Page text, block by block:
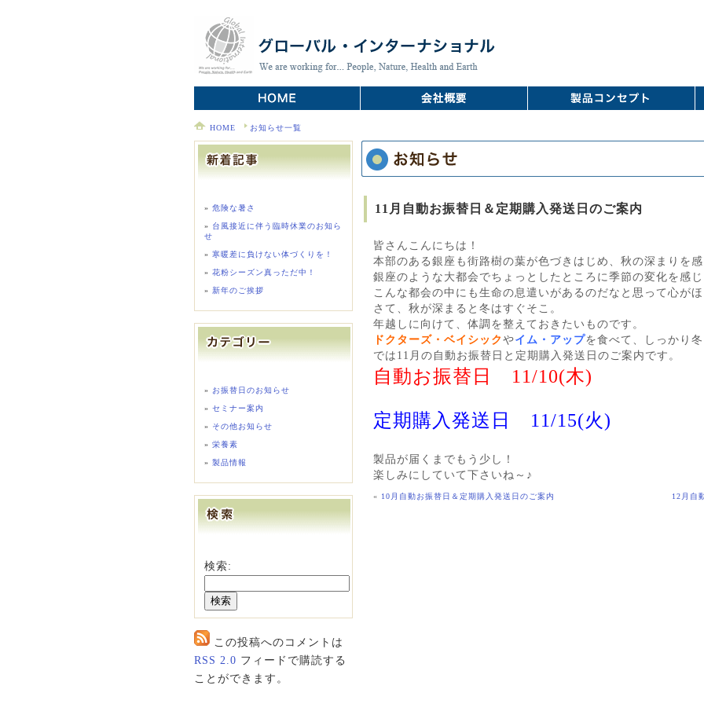
HOME お知らせ一覧
11月自動お振替日＆定期購入発送日のご案内
皆さんこんにちは！
本部のある銀座も街路樹の葉が色づきはじめ、秋の深まりを感
銀座のような大都会でちょっとしたところに季節の変化を感じ
こんな都会の中にも生命の息遣いがあるのだなと思って心がほ
さて、秋が深まると冬はすぐそこ。
年越しに向けて、体調を整えておきたいものです。
ドクターズ・ベイシック やイム・アップを食べて、しっかり
では11月の自動お振替日と定期購入発送日のご案内です。
自動お振替日 11/10(木)
定期購入発送日 11/15(火)
製品が届くまでもう少し！
楽しみにしていて下さいね～♪
« 10月自動お振替日＆定期購入発送日のご案内 12月自
危険な暑さ
台風接近に伴う臨時休業のお知ら
せ
寒暖差に負けない体づくりを！
花粉シーズン真っただ中！
新年のご挨拶
お振替日のお知らせ
セミナー案内
その他お知らせ
栄養素
製品情報
検索:
この投稿へのコメントは
RSS 2.0 フィードで購読する
ことができます。